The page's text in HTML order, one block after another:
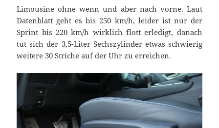
Limousine ohne wenn und aber nach vorne. Laut
Datenblatt geht es bis 250 km/h, leider ist nur der
Sprint bis 220 km/h wirklich flott erledigt, danach
tut sich der 3,5-Liter Sechszylinder etwas schwierig
weitere 30 Striche auf der Uhr zu erreichen.